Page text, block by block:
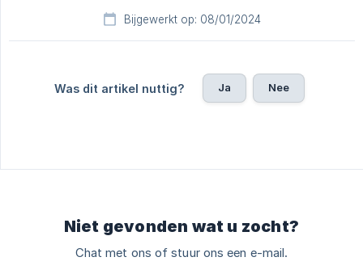
Bijgewerkt op: 08/01/2024
Was dit artikel nuttig? Ja Nee
Niet gevonden wat u zocht?
Chat met ons of stuur ons een e-mail.